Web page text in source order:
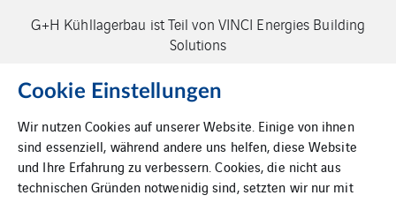
G+H Kühllagerbau ist Teil von VINCI Energies Building
Solutions
Impressum
Cookie Einstellungen
Wir nutzen Cookies auf unserer Website. Einige von ihnen
sind essenziell, während andere uns helfen, diese Website
und Ihre Erfahrung zu verbessern. Cookies, die nicht aus
technischen Gründen notwenidig sind, setzten wir nur mit